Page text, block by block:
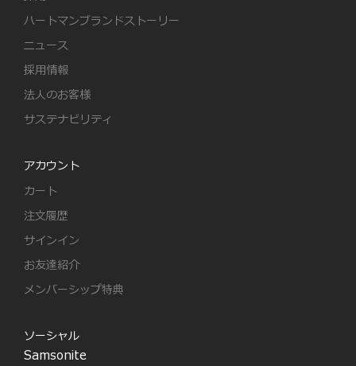
ハートマンブランドストーリー
ニュース
採用情報
法人のお客様
サステナビリティ
アカウント
カート
注文履歴
サインイン
お友達紹介
メンバーシップ特典
ソーシャル
Samsonite